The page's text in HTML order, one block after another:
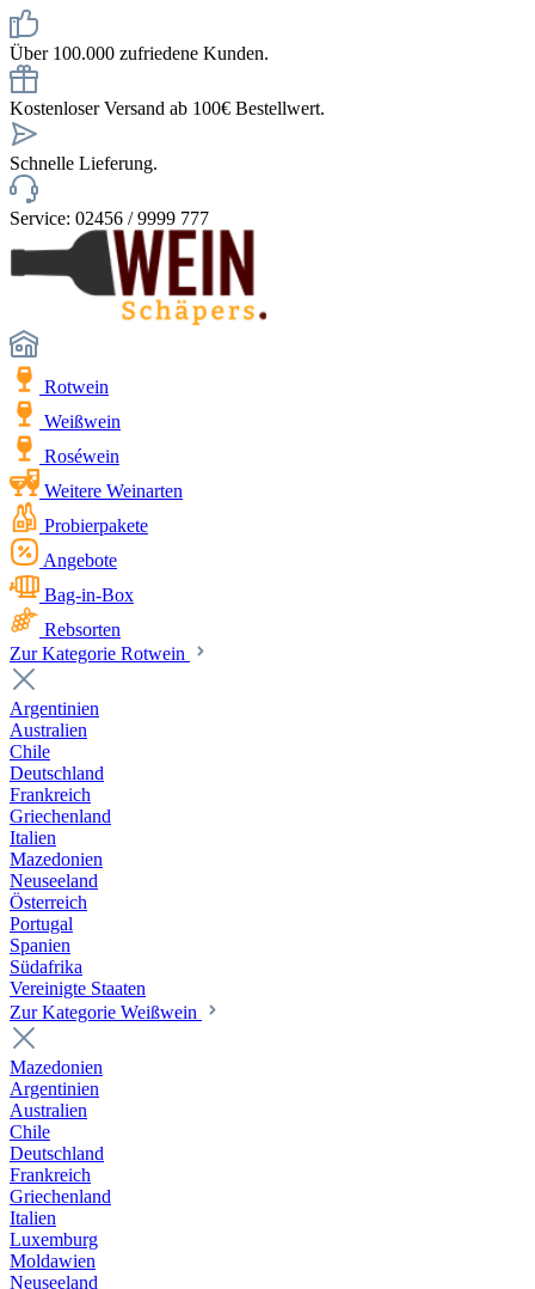
Über 100.000 zufriedene Kunden.
Kostenloser Versand ab 100€ Bestellwert.
Schnelle Lieferung.
Service: 02456 / 9999 777
Rotwein
Weißwein
Roséwein
Weitere Weinarten
Probierpakete
Angebote
Bag-in-Box
Rebsorten
Zur Kategorie Rotwein
Argentinien
Australien
Chile
Deutschland
Frankreich
Griechenland
Italien
Mazedonien
Neuseeland
Österreich
Portugal
Spanien
Südafrika
Vereinigte Staaten
Zur Kategorie Weißwein
Mazedonien
Argentinien
Australien
Chile
Deutschland
Frankreich
Griechenland
Italien
Luxemburg
Moldawien
Neuseeland